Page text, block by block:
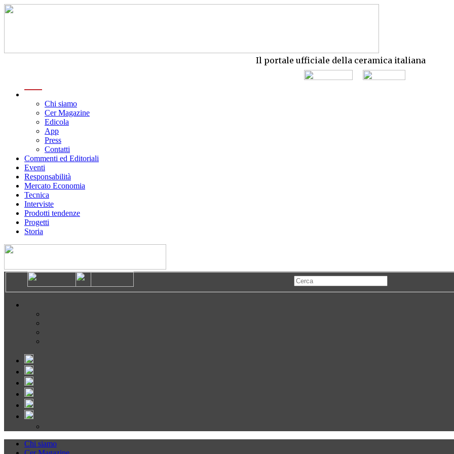
Il portale ufficiale della ceramica italiana
Chi siamo
Cer Magazine
Edicola
App
Press
Contatti
Commenti ed Editoriali
Eventi
Responsabilità
Mercato Economia
Tecnica
Interviste
Prodotti tendenze
Progetti
Storia
Chi siamo